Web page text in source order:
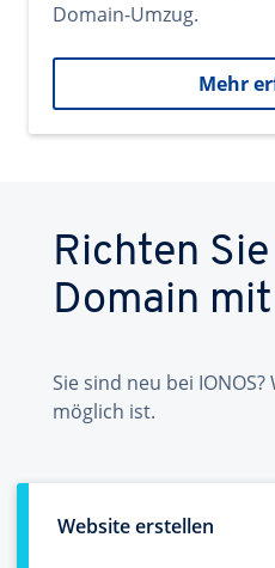
Domain-Umzug.
Mehr
Richten
Domain
Sie sind neu bei
möglich ist.
Website erstellen